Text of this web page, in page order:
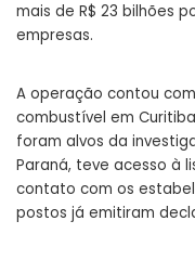
mais de R$ 23 bilhões
empresas.
A operação contou
combustível em
foram alvos da
Paraná, teve acesso à
contato com os
postos já emitiram